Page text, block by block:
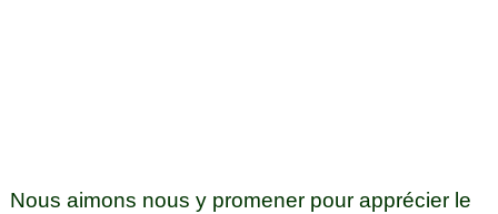
Nous aimons nous y promener pour apprécier le